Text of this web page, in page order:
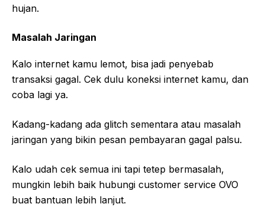
hujan.
Masalah Jaringan
Kalo internet kamu lemot, bisa jadi penyebab
transaksi gagal. Cek dulu koneksi internet kamu, dan
coba lagi ya.
Kadang-kadang ada glitch sementara atau masalah
jaringan yang bikin pesan pembayaran gagal palsu.
Kalo udah cek semua ini tapi tetep bermasalah,
mungkin lebih baik hubungi customer service OVO
buat bantuan lebih lanjut.